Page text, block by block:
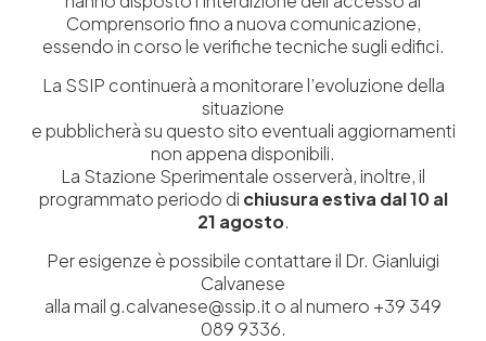
Salva il mio nome, email e sito web in questo browser per la
prossima volta che commento.
Comprensorio fino a nuova comunicazione,
essendo in corso le verifiche tecniche sugli edifici.
La SSIP continuerà a monitorare l’evoluzione della
situazione
e pubblicherà su questo sito eventuali aggiornamenti
non appena disponibili.
La Stazione Sperimentale osserverà, inoltre, il
programmato periodo di chiusura estiva dal 10 al
21 agosto.
Per esigenze è possibile contattare il Dr. Gianluigi
Calvanese
alla mail g.calvanese@ssip.it o al numero +39 349
089 9336.